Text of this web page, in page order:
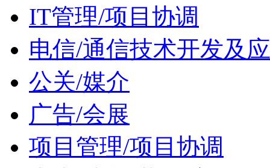
IT管理/项目协调
电信/通信技术开发及
公关/媒介
广告/会展
项目管理/项目协调